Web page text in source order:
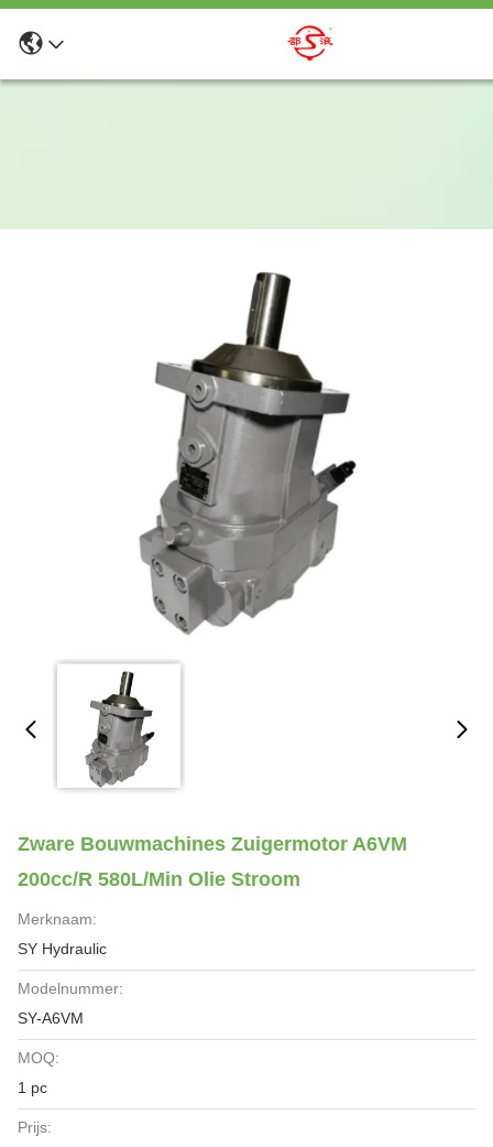
Zware Bouwmachines Zuigermotor A6VM
200cc/R 580L/min Olie Stroom
Merknaam:
SY Hydraulic
Modelnummer:
SY-A6VM
MOQ:
1 pc
Prijs: